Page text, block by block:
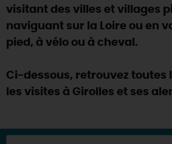
visitant des villes et villages
naviguant sur la Loire ou en
pied, à vélo ou à cheval.
Ci-dessous, retrouvez toutes
les visites à Girolles et ses